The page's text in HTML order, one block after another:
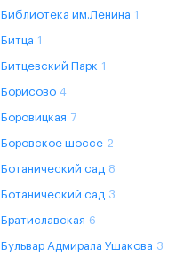
Библиотека им.Ленина 1
Битца 1
Битцевский Парк 1
Борисово 4
Боровицкая 7
Боровское шоссе 2
Ботанический сад 8
Ботанический сад 3
Братиславская 6
Бульвар Адмирала Ушакова 3